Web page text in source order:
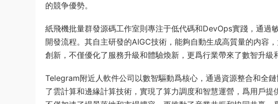
的競争優勢。
紙飛機批量群發源碼工作室則專注于低代碼和DevOps實踐，通過
開發流程。其自主研發的AIGC技術，能夠自動生成高質量的内容
創新，不僅優化了服務升級和體驗煥新，更爲行業帶來了數智升級
Telegram附近人軟件公司以數智驅動爲核心，通過資源整合和全
了雲計算和邊緣計算技術，實現了算力調度和智慧運營，爲用戶